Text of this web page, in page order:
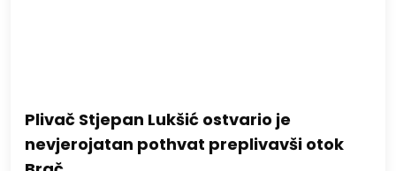
Plivač Stjepan Lukšić ostvario je
nevjerojatan pothvat preplivavši otok